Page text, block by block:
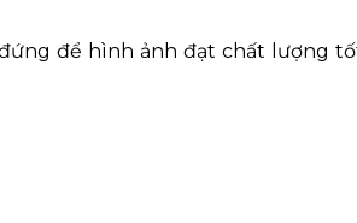
để hình ảnh đạt chất lượng